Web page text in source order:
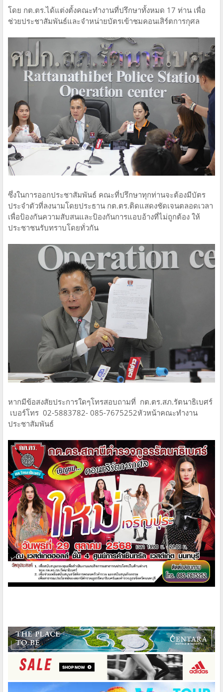
โดย กต.ตร.ได้แต่งตั้งคณะทำงานที่ปรึกษาทั้งหมด 17 ท่าน เพื่อ
ช่วยประชาสัมพันธ์และจำหน่ายบัตรเข้าชมคอนเสิร์ตการกุศล
ซึ่งในการออกประชาสัมพันธ์ คณะที่ปรึกษาทุกท่านจะต้องมีบัตร
ประจำตัวที่ลงนามโดยประธาน กต.ตร.ติดแสดงชัดเจนตลอดเวลา
เพื่อป้องกันความสับสนและป้องกันการแอบอ้างที่ไม่ถูกต้อง ให้
ประชาชนรับทราบโดยทั่วกัน
หากมีข้อสงสัยประการใดๆโทรสอบถามที่ กต.ตร.สภ.รัตนาธิเบศร์
เบอร์โทร 02-5883782- 085-7675252หัวหน้าคณะทำงาน
ประชาสัมพันธ์